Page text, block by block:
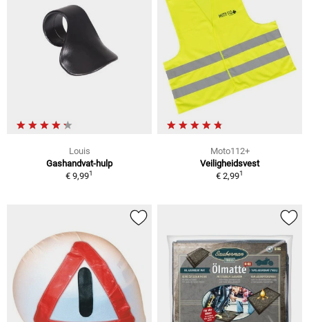
Louis
Gashandvat-hulp
€ 9,991
Moto112+
Veiligheidsvest
€ 2,991